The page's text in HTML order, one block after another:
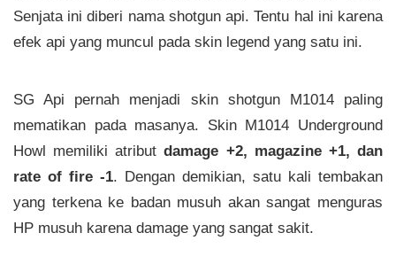
Senjata ini diberi nama shotgun api. Tentu hal ini karena
efek api yang muncul pada skin legend yang satu ini.
SG Api pernah menjadi skin shotgun M1014 paling
mematikan pada masanya. Skin M1014 Underground
Howl memiliki atributdamage +2, magazine +1, dan
rate of fire -1. Dengan demikian, satu kali tembakan
yang terkena ke badan musuh akan sangat menguras
HP musuh karena damage yang sangat sakit.